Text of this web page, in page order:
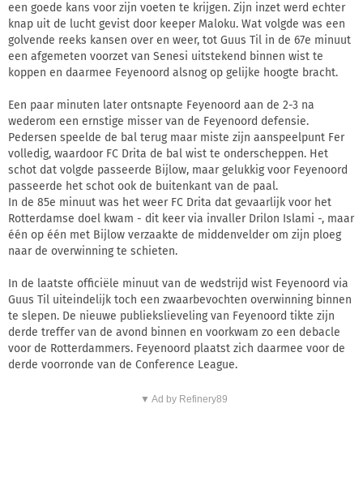
een goede kans voor zijn voeten te krijgen. Zijn inzet werd echter
knap uit de lucht gevist door keeper Maloku. Wat volgde was een
golvende reeks kansen over en weer, tot Guus Til in de 67e minuut
een afgemeten voorzet van Senesi uitstekend binnen wist te
koppen en daarmee Feyenoord alsnog op gelijke hoogte bracht.
Een paar minuten later ontsnapte Feyenoord aan de 2-3 na
wederom een ernstige misser van de Feyenoord defensie.
Pedersen speelde de bal terug maar miste zijn aanspeelpunt Fer
volledig, waardoor FC Drita de bal wist te onderscheppen. Het
schot dat volgde passeerde Bijlow, maar gelukkig voor Feyenoord
passeerde het schot ook de buitenkant van de paal.
In de 85e minuut was het weer FC Drita dat gevaarlijk voor het
Rotterdamse doel kwam - dit keer via invaller Drilon Islami -, maar
één op één met Bijlow verzaakte de middenvelder om zijn ploeg
naar de overwinning te schieten.
In de laatste officiële minuut van de wedstrijd wist Feyenoord via
Guus Til uiteindelijk toch een zwaarbevochten overwinning binnen
te slepen. De nieuwe publiekslieveling van Feyenoord tikte zijn
derde treffer van de avond binnen en voorkwam zo een debacle
voor de Rotterdammers. Feyenoord plaatst zich daarmee voor de
derde voorronde van de Conference League.
▼ Ad by Refinery89